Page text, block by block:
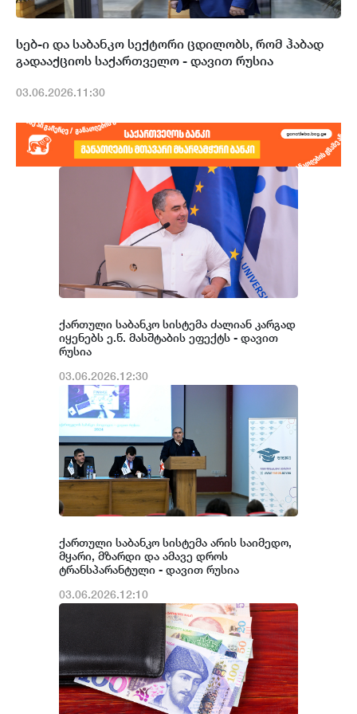
ქართული საბანკო სისტემა ძალიან კარგად
იყენებს ე.წ. მასშტაბის ეფექტს - დავით
რუსია
03.06.2026.12:30
ქართული საბანკო სისტემა არის საიმედო,
მყარი, მზარდი და ამავე დროს
ტრანსპარანტული - დავით რუსია
03.06.2026.12:10
სებ-ი და საბანკო სექტორი ცდილობს, რომ ჰაბად
გადააქციოს საქართველო - დავით რუსია
03.06.2026.11:30